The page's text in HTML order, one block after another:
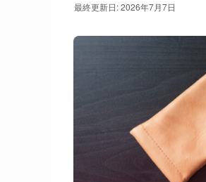
最終更新日: 2026年7月7日